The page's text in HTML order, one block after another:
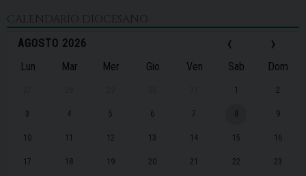
CALENDARIO DIOCESANO
‹
AGOSTO 2026 ›
Lun Mar Mer Gio Ven Sab Dom
1 2
3 4 5 6 7 8 9
10 11 12 13 14 15 16
17 18 19 20 21 22 23